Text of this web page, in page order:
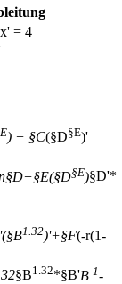
x' = 4
) + §C(§D§E)'
(§D§E)§D'*
'(§B1.32)'+§F(-r(1-
§B1.32*§B'B-1-